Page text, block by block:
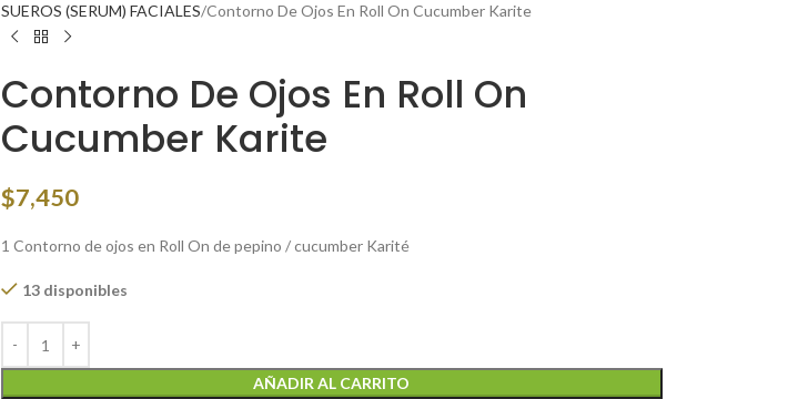
SUEROS (SERUM) FACIALES Contorno De Ojos En Roll On Cucumber Karite
Contorno De Ojos En Roll On
Cucumber Karite
$7,450
1 Contorno de ojos en Roll On de pepino / cucumber Karité
13 disponibles
AÑADIR AL CARRITO